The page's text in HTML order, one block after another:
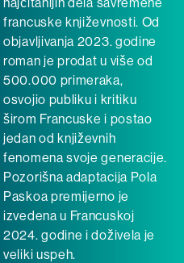
francuske književnosti. Od
objavljivanja 2023. godine
roman je prodat u više od
500.000 primeraka,
osvojio publiku i kritiku
širom Francuske i postao
jedan od književnih
fenomena svoje generacije.
Pozorišna adaptacija Pola
Paskoa premijerno je
izvedena u Francuskoj
2024. godine i doživela je
veliki uspeh.